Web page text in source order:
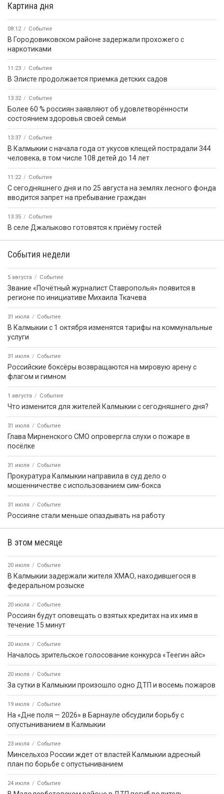
Картина дня
08:12 Событие
В Городовиковском районе задержали прохожего с
наркотиками
11:23 Событие
В Элисте продолжается приемка детских садов
13:32 Событие
Более 60 % россиян заявляют об удовлетворённости
состоянием здоровья своей семьи
13:37 Событие
В Калмыкии с начала года от укусов клещей пострадали 344
человека, в том числе 108 детей до 14 лет
11:22 Событие
С сегодняшнего дня и по 25 августа на землях лесного фонда
вводится запрет на пребывание граждан
13:35 Событие
В селе Джалыково готовятся к приёму гостей
События недели
5 августа Событие
Звание «Почётный журналист Ставрополья» появится в
регионе по инициативе Михаила Ткачева
31 июля Событие
В Калмыкии с 1 октября изменятся тарифы на коммунальные
услуги
31 июля Событие
Российские боксёры возвращаются на мировую арену с
флагом и гимном
1 августа Событие
Что изменится для жителей Калмыкии с сегодняшнего дня?
31 июля Событие
Глава Мирненского СМО опровергла слухи о пожаре в
посёлке
31 июля Событие
Прокуратура Калмыкии направила в суд дело о
мошенничестве с использованием сим-бокса
31 июля Событие
Россияне стали меньше опаздывать на работу
В этом месяце
20 июля Событие
В Калмыкии задержали жителя ХМАО, находившегося в
федеральном розыске
20 июля Событие
Россиян будут оповещать о взятых кредитах на их имя в
течение 15 минут
20 июля Событие
Началось зрительское голосование конкурса «Теегин айс»
20 июля Событие
За сутки в Калмыкии произошло одно ДТП и восемь пожаров
19 июля Событие
На «Дне поля — 2026» в Барнауле обсудили борьбу с
опустыниванием в Калмыкии
23 июля Событие
Минсельхоз России ждет от властей Калмыкии адресный
план по борьбе с опустыниванием
24 июля Событие